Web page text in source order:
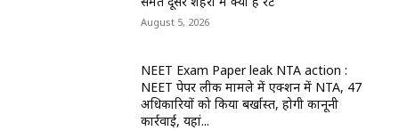
August 5, 2026
NEET Exam Paper leak NTA action :
NEET पेपर लीक मामले में एक्शन में NTA, 47
अधिकारियों को किया बर्खास्त, होगी कानूनी
कार्रवाई, यहां...